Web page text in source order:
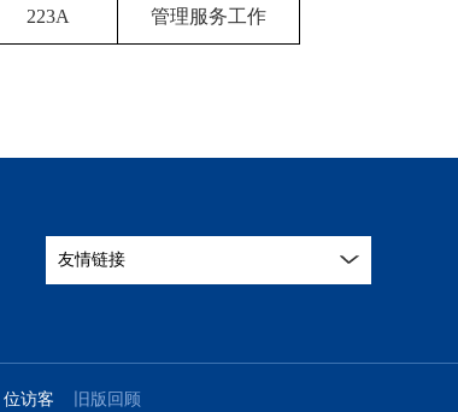
223A
管理服务工作
友情链接
位访客 旧版回顾